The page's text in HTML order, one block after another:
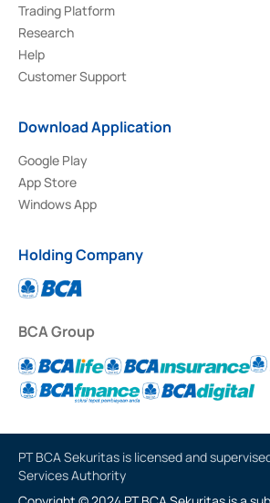
Trading Platform
Research
Help
Customer Support
Download Application
Google Play
App Store
Windows App
Holding Company
BCA Group
PT BCA Sekuritas is licensed and
Services Authority